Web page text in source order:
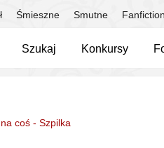
Śmieszne Smutne Fanfiction
Szukaj Konkursy
coś - Szpilka